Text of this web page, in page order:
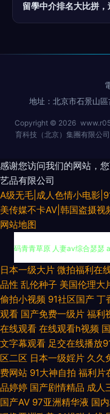
地址：北京市石景山
Copyright © 2026
育科技（北京）集團有限公司
感谢您访问我们的网站，
艺品有限公司
A级无毛|成人色情小电影
美传媒不卡AV|韩国盗摄
网站地图
三级无码孕妇免费 欧美色图
码青青草原 人妻av综合瑟瑟
1024日韩 成人Aⅴ视频 日韩
五月 性交影院 色色日韩欧美
微拍92 免费成人在线三级片
日本一级大片 微拍福利在
品性 乱伦种子 美国伦理大
偷拍小视频 91社区国产 丁
观看 国产免费一级片 福利
在线观看 在线观看h视频
文字幕观看 足交在线播放
区二区 日本一级婬片 久久
费网站 91大神自拍 福利片
品婷婷 国产剧情精品 成人
国产AV 97亚洲精华液 国